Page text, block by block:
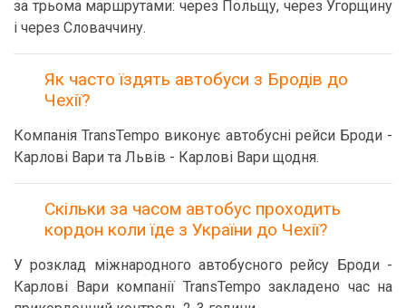
за трьома маршрутами: через Польщу, через Угорщину
і через Словаччину.
Як часто їздять автобуси з Бродів до
Чехії?
Компанія TransTempo виконує автобусні рейси Броди -
Карлові Вари та Львів - Карлові Вари щодня.
Скільки за часом автобус проходить
кордон коли їде з України до Чехії?
У розклад міжнародного автобусного рейсу Броди -
Карлові Вари компанії TransTempo закладено час на